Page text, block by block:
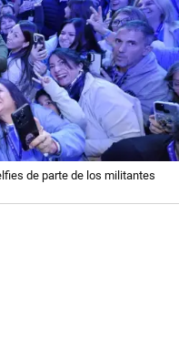
de parte de los militantes